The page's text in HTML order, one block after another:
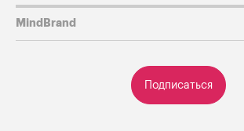
Подписаться
MindBrand